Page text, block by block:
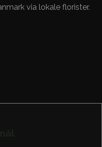
via lokale florister.